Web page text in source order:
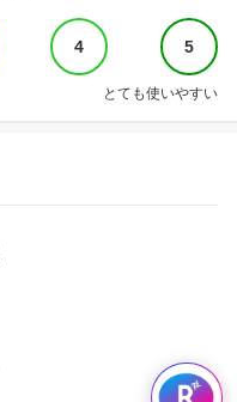
4 5
とても使いやすい